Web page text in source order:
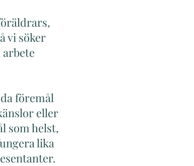
vi söker
föremål
eller
som helst,
lika